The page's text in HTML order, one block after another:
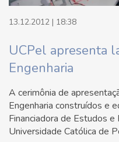
13.12.2012 | 18:38
UCPel apresenta
Engenharia
A cerimônia de
Engenharia construídos e
Financiadora de Estudos
Universidade Católica de